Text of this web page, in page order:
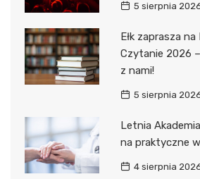
5 sierpnia
Ełk zaprasza
Czytanie 2026
z nami!
5 sierpnia
Letnia
na praktyczne
4 sierpnia